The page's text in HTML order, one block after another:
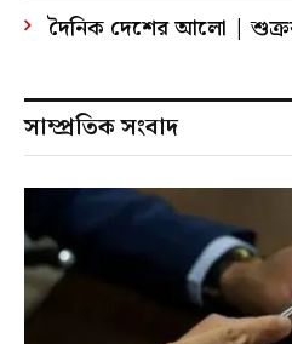
দৈনিক দেশের আলো |
সাম্প্রতিক সংবাদ